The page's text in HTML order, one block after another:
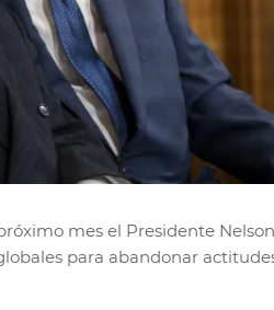
mes el Presidente
para abandonar